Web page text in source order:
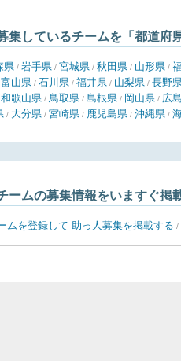
集しているチームを「都道府
県 / 岩手県 / 宮城県 / 秋田県 / 山形県 /
富山県 / 石川県 / 福井県 / 山梨県 / 長野
和歌山県 / 鳥取県 / 島根県 / 岡山県 / 広
/ 大分県 / 宮崎県 / 鹿児島県 / 沖縄県 /
ームの募集情報をいますぐ掲
ムを登録して 助っ人募集を掲載する /